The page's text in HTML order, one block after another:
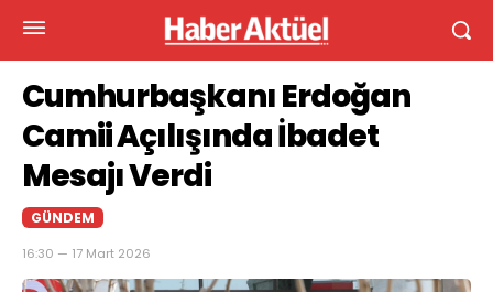
Cumhurbaşkanı Erdoğan
Camii Açılışında İbadet
Mesajı Verdi
GÜNDEM
16:30 — 17 Mart 2026